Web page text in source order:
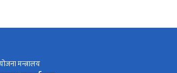
मन्त्रालय